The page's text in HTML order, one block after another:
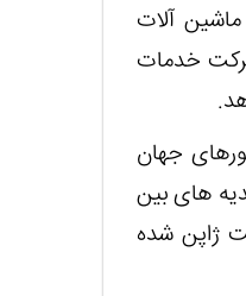
آلات
خدمات
جهان
های بین
ژاپن شده